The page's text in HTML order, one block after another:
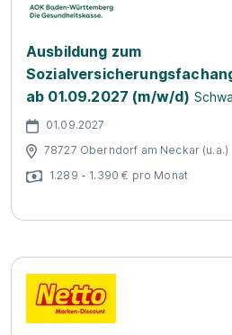
Ausbildung zum
ab 01.09.2027 (m/w/d)
01.09.2027
78727 Oberndorf am Neckar (u.a.)
1.289 - 1.390 € pro Monat